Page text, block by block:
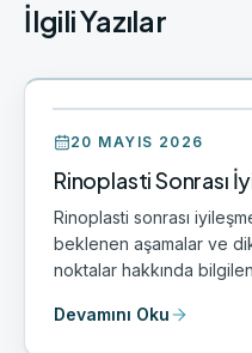
İlgili Yazılar
20 MAYIS 2026
Rinoplasti Sonrası
Rinoplasti sonrası
beklenen aşamalar ve
noktalar hakkında
Devamını Oku